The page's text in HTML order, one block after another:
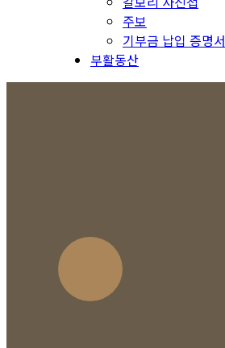
주보
기부금 납입 증명서
부활동산